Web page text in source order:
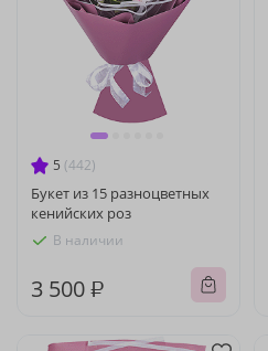
5 (442)
Букет из 15 разноцветных
кенийских роз
В наличии
3 500 ₽